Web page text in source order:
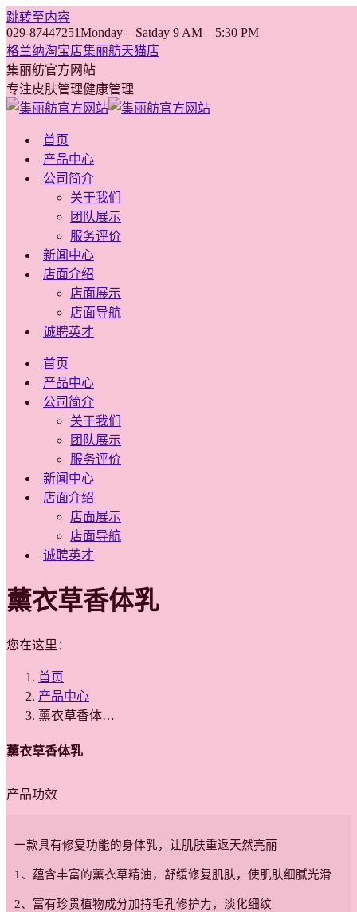
跳转至内容
029-87447251Monday – Satday 9 AM – 5:30 PM
格兰纳淘宝店集丽舫天猫店
集丽舫官方网站
专注皮肤管理健康管理
首页
产品中心
公司简介
关于我们
团队展示
服务评价
新闻中心
店面介绍
店面展示
店面导航
诚聘英才
首页
产品中心
公司简介
关于我们
团队展示
服务评价
新闻中心
店面介绍
店面展示
店面导航
诚聘英才
薰衣草香体乳
您在这里：
首页
产品中心
薰衣草香体…
薰衣草香体乳
产品功效
一款具有修复功能的身体乳，让肌肤重返天然亮丽
1、蕴含丰富的薰衣草精油，舒缓修复肌肤，使肌肤细腻光滑
2、富有珍贵植物成分加持毛孔修护力，淡化细纹